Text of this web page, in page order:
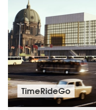
TimeRideGo